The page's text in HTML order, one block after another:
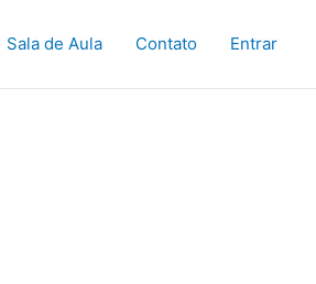
Sala de Aula Contato Entrar